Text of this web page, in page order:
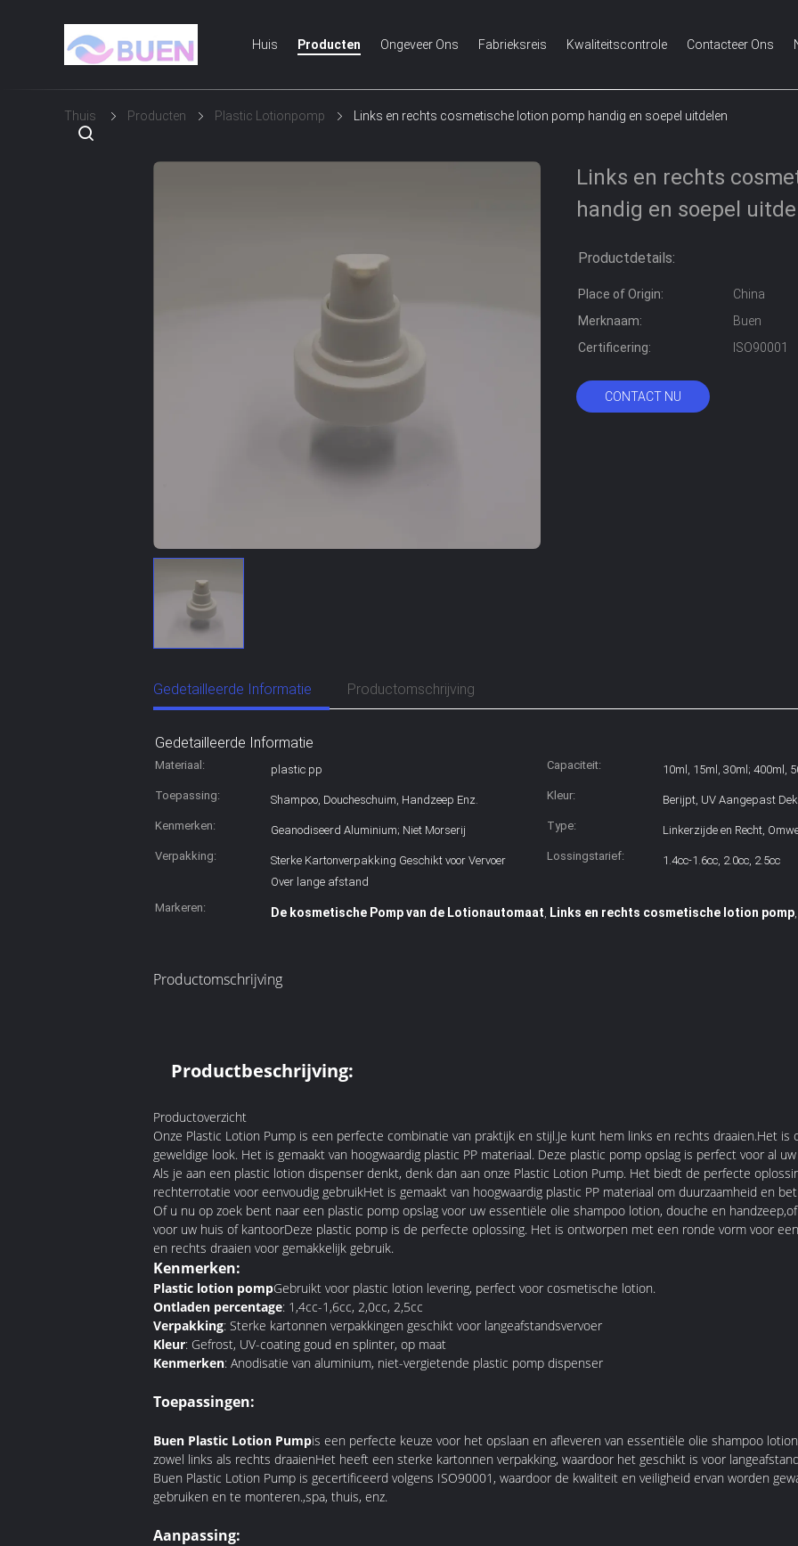
Huis Producten Ongeveer Ons Fabrieksreis Kwaliteitscontrole Contacteer Ons
Thuis Producten Plastic Lotionpomp Links en rechts cosmetische lotion pomp handig en soepel uitdelen
Links en rechts
handig en soepel
Productdetails:
Place of Origin:
China
Merknaam:
Buen
Certificering:
ISO90001
CONTACT NU
Gedetailleerde Informatie Productomschrijving
Gedetailleerde Informatie
Materiaal: plastic pp Capaciteit:
10ml, 15ml, 30ml; 400ml,
Toepassing:
Shampoo, Doucheschuim, Handzeep Enz. Kleur:
Berijpt, UV Aangepast
Kenmerken:
Geanodiseerd Aluminium; Niet Morserij Type:
Linkerzijde en Recht,
Verpakking:
Sterke Kartonverpakking Geschikt voor Vervoer
Over lange afstand
Lossingstarief: 1.4cc-1.6cc, 2.0cc, 2.5cc
Markeren: De kosmetische Pomp van de Lotionautomaat, Links en rechts cosmetische lotion pomp
Productomschrijving
Productbeschrijving:
Productoverzicht
Onze Plastic Lotion Pump is een perfecte combinatie van praktijk en stijl.Je kunt hem links en rechts draaien.Het
geweldige look. Het is gemaakt van hoogwaardig plastic PP materiaal. Deze plastic pomp opslag is perfect voor al
Als je aan een plastic lotion dispenser denkt, denk dan aan onze Plastic Lotion Pump. Het biedt de perfecte
rechterrotatie voor eenvoudig gebruikHet is gemaakt van hoogwaardig plastic PP materiaal om duurzaamheid en
Of u nu op zoek bent naar een plastic pomp opslag voor uw essentiële olie shampoo lotion, douche en
voor uw huis of kantoorDeze plastic pomp is de perfecte oplossing. Het is ontworpen met een ronde vorm voor
en rechts draaien voor gemakkelijk gebruik.
Kenmerken:
Plastic lotion pompGebruikt voor plastic lotion levering, perfect voor cosmetische lotion.
Ontladen percentage: 1,4cc-1,6cc, 2,0cc, 2,5cc
Verpakking: Sterke kartonnen verpakkingen geschikt voor langeafstandsvervoer
Kleur: Gefrost, UV-coating goud en splinter, op maat
Kenmerken: Anodisatie van aluminium, niet-vergietende plastic pomp dispenser
Toepassingen:
Buen Plastic Lotion Pumpis een perfecte keuze voor het opslaan en afleveren van essentiële olie shampoo
zowel links als rechts draaienHet heeft een sterke kartonnen verpakking, waardoor het geschikt is voor
Buen Plastic Lotion Pump is gecertificeerd volgens ISO90001, waardoor de kwaliteit en veiligheid ervan worden
gebruiken en te monteren.,spa, thuis, enz.
Aanpassing: